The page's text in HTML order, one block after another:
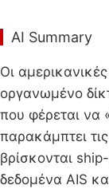
AI Summary
Οι
οργανωμένο
που φέρεται να
παρακάμπτει
βρίσκονται
δεδομένα AIS